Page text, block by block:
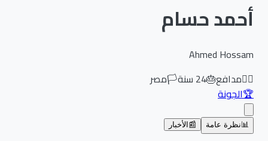
أحمد حسام
Ahmed Hossam
مدافع🎂
24سنة🏳️مصر
الجونة
نظرة عامة 📰 الأخبار